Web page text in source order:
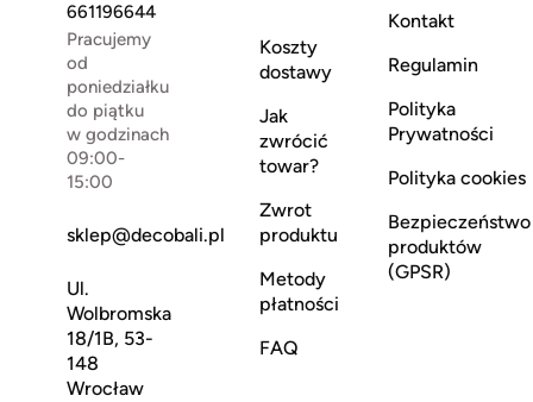
661196644
Pracujemy
od
poniedziałku
do piątku
w godzinach
09:00-
15:00
sklep@decobali.pl
Ul.
Wolbromska
18/1B, 53-
148
Wrocław
Koszty
dostawy
Jak
zwrócić
towar?
Zwrot
produktu
Metody
płatności
FAQ
Kontakt
Regulamin
Polityka
Prywatności
Polityka cookies
Bezpieczeństwo
produktów
(GPSR)